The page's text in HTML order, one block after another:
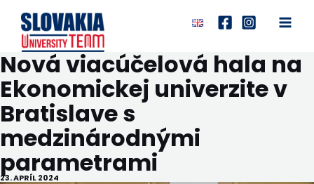
obsah
Main
Nová viacúčelová hala na
Ekonomickej univerzite v
Bratislave s
medzinárodnými
parametrami
23. APRÍL 2024